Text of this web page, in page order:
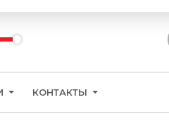
КОНТАКТЫ